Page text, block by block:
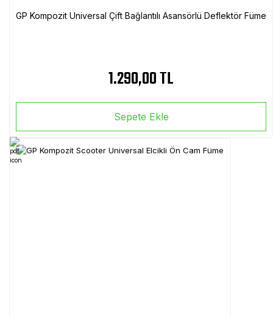
GP Kompozit Universal Çift Bağlantılı Asansörlü Deflektör Füme
1.290,00 TL
Sepete Ekle